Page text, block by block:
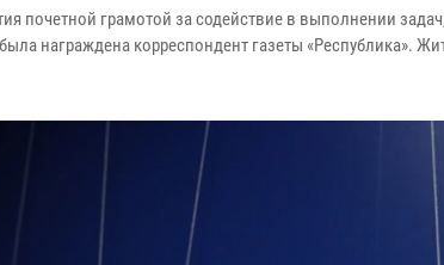
почетной грамотой за содействие в выполнении
награждена корреспондент газеты «Республика».